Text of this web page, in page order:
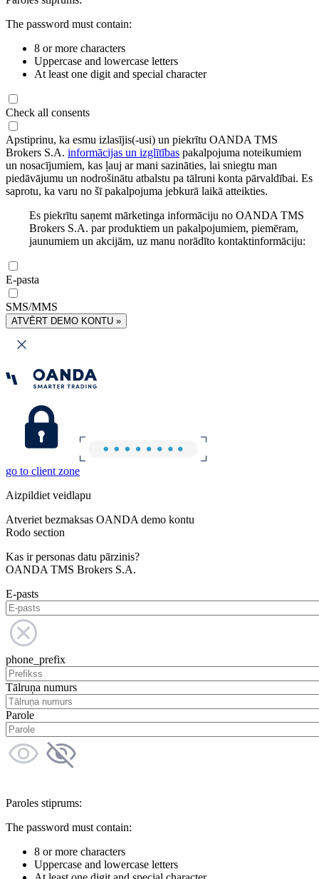
The password must contain:
8 or more characters
Uppercase and lowercase letters
At least one digit and special character
Check all consents
Apstiprinu, ka esmu izlasījis(-usi) un piekrītu OANDA TMS
Brokers S.A. informācijas un izglītības pakalpojuma noteikumiem
un nosacījumiem, kas ļauj ar mani sazināties, lai sniegtu man
piedāvājumu un nodrošinātu atbalstu pa tālruni konta pārvaldībai. Es
saprotu, ka varu no šī pakalpojuma jebkurā laikā atteikties.
Es piekrītu saņemt mārketinga informāciju no OANDA TMS
Brokers S.A. par produktiem un pakalpojumiem, piemēram,
jaunumiem un akcijām, uz manu norādīto kontaktinformāciju:
E-pasta
SMS/MMS
ATVĒRT DEMO KONTU »
go to client zone
Aizpildiet veidlapu
Atveriet bezmaksas OANDA demo kontu
Rodo section
Kas ir personas datu pārzinis?
OANDA TMS Brokers S.A.
E-pasts
phone_prefix
Tālruņa numurs
Parole
Paroles stiprums:
The password must contain:
8 or more characters
Uppercase and lowercase letters